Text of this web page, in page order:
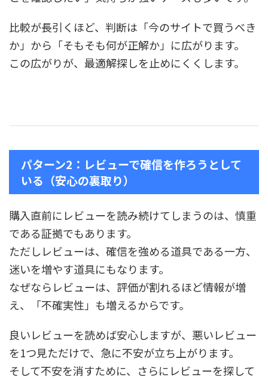
比較が長引くほど、判断は「今のサイトで買うべき
か」から「そもそも何が正解か」に広がります。
この広がりが、最適解探しを止めにくくします。
パターン2：レビューで確信を作ろうとして
いる（安心の裏取り）
購入直前にレビューを読み続けてしまうのは、慎重
である証拠でもあります。
ただしレビューは、確信を強める道具である一方、
迷いを増やす道具にもなります。
なぜならレビューは、評価が割れるほど情報が増
え、「不確実性」も増えるからです。
良いレビューを読めば安心しますが、悪いレビュー
を1つ見ただけで、急に不安が立ち上がります。
そして不安を消すために、さらにレビューを探して